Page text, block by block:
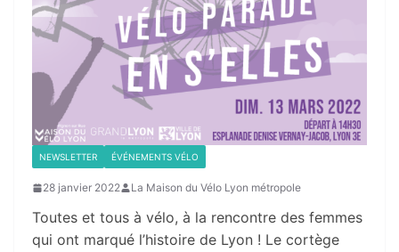
NEWSLETTER ÉVÉNEMENTS VÉLO
28 janvier 2022 La Maison du Vélo Lyon métropole
Toutes et tous à vélo, à la rencontre des femmes
qui ont marqué l’histoire de Lyon ! Le cortège